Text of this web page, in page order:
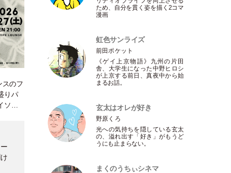
スのフ
りパ
に
ため、自分を貫く姿を描く2コマ
漫画
虹色サンライズ
前田ポケット
《ゲイ上京物語》九州の片田
舎、大学生になった中野ヒロシ
が上京する前日、真夜中から始
まるお話。
玄太はオレが好き
野原くろ
光への気持ちを隠している玄太
の、溢れ出す 「好き 」がもうど
うにも止まらない。
まくのうちぃシネマ